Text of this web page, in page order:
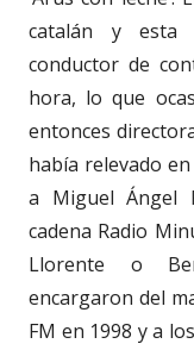
catalán y esta
conductor de
hora, lo que
entonces
había relevado
a Miguel Ángel
cadena Radio
Llorente o
encargaron del
FM en 1998 y a